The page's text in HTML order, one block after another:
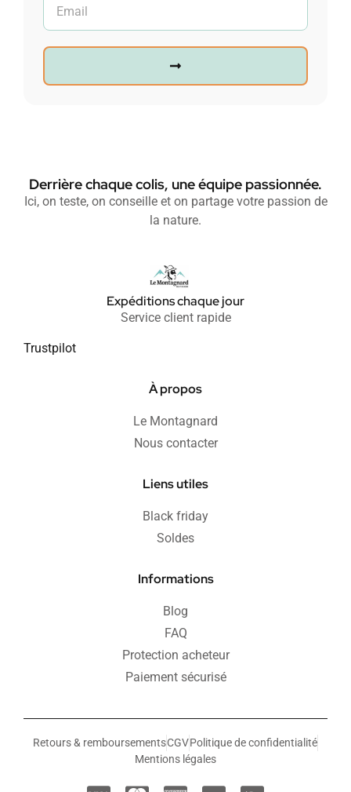
Derrière chaque colis, une équipe passionnée.
Ici, on teste, on conseille et on partage votre passion de
la nature.
Expéditions chaque jour
Service client rapide
Trustpilot
À propos
Le Montagnard
Nous contacter
Liens utiles
Black friday
Soldes
Informations
Blog
FAQ
Protection acheteur
Paiement sécurisé
Retours & remboursementsCGVPolitique de confidentialité
Mentions légales